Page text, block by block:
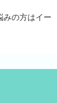
みの方はイー